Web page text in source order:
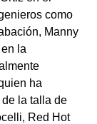
como
Manny
la
ha
la talla de
Red Hot